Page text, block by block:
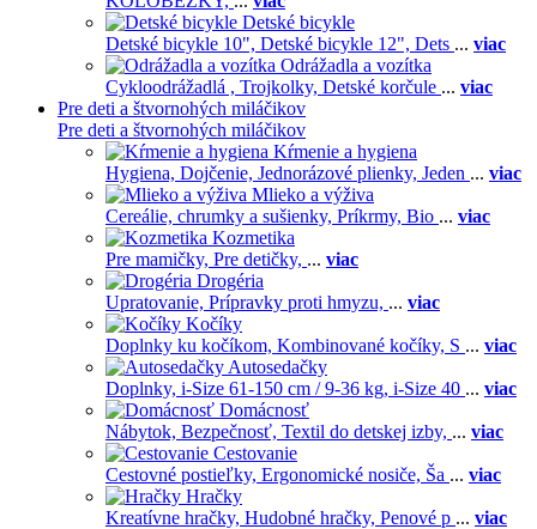
Detské bicykle
Detské bicykle 10", Detské bicykle 12", Dets ... viac
Odrážadla a vozítka
Cykloodrážadlá , Trojkolky, Detské korčule ... viac
Pre deti a štvornohých miláčikov
Pre deti a štvornohých miláčikov
Kŕmenie a hygiena
Hygiena, Dojčenie, Jednorázové plienky, Jeden ... viac
Mlieko a výživa
Cereálie, chrumky a sušienky, Príkrmy, Bio ... viac
Kozmetika
Pre mamičky, Pre detičky, ... viac
Drogéria
Upratovanie, Prípravky proti hmyzu, ... viac
Kočíky
Doplnky ku kočíkom, Kombinované kočíky, S ... viac
Autosedačky
Doplnky, i-Size 61-150 cm / 9-36 kg, i-Size 40 ... viac
Domácnosť
Nábytok, Bezpečnosť, Textil do detskej izby, ... viac
Cestovanie
Cestovné postieľky, Ergonomické nosiče, Ša ... viac
Hračky
Kreatívne hračky, Hudobné hračky, Penové p ... viac